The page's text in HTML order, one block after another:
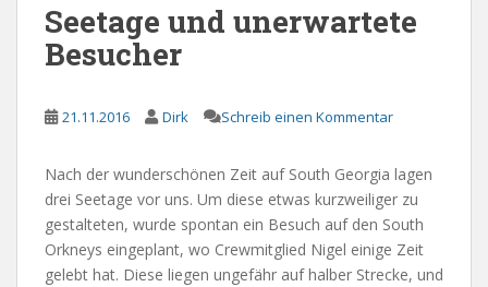
Seetage und unerwartete
Besucher
21.11.2016 Dirk Schreib einen Kommentar
Nach der wunderschönen Zeit auf South Georgia lagen
drei Seetage vor uns. Um diese etwas kurzweiliger zu
gestalteten, wurde spontan ein Besuch auf den South
Orkneys eingeplant, wo Crewmitglied Nigel einige Zeit
gelebt hat. Diese liegen ungefähr auf halber Strecke, und